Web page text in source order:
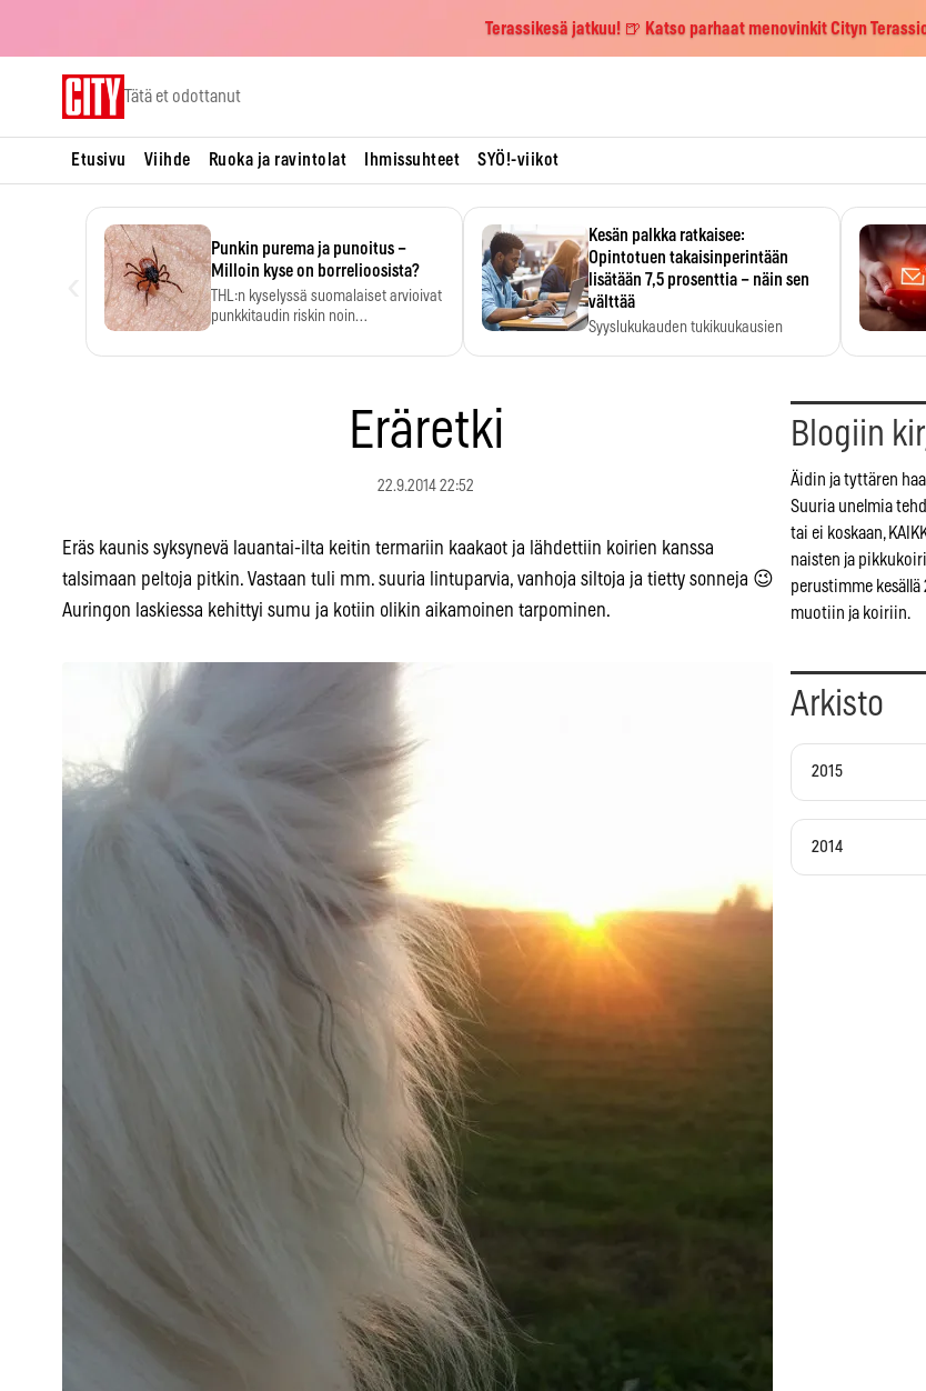
Terassikesä jatkuu! 🍺 Katso parhaat menovinkit Cityn
Tätä et odottanut
Etusivu Viihde Ruoka ja ravintolat Ihmissuhteet SYÖ!-viikot
Punkin purema ja punoitus –
Milloin kyse on borrelioosista?
THL:n kyselyssä suomalaiset arvioivat
punkkitaudin riskin noin
Kesän palkka ratkaisee:
Opintotuen takaisinperintään
lisätään 7,5 prosenttia – näin sen
välttää
Syyslukukauden tukikuukausien
Eräretki
22.9.2014 22:52
Eräs kaunis syksynevä lauantai-ilta keitin termariin kaakaot ja lähdettiin koirien kanssa
talsimaan peltoja pitkin. Vastaan tuli mm. suuria lintuparvia, vanhoja siltoja ja tietty sonneja 😉
Auringon laskiessa kehittyi sumu ja kotiin olikin aikamoinen tarpominen.
Blogiin
Äidin ja tyttären
Suuria unelmia
tai ei koskaan,
naisten ja
perustimme kesällä
muotiin ja koiriin.
Arkisto
2015
2014